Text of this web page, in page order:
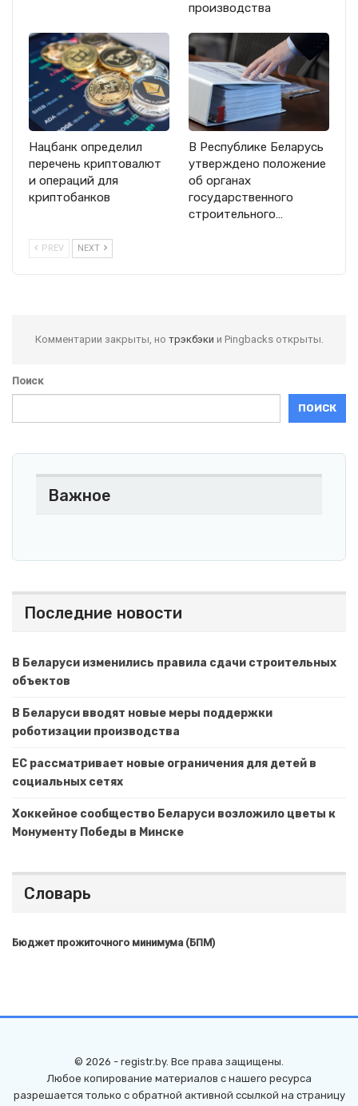
производства
Нацбанк определил
перечень криптовалют
и операций для
криптобанков
В Республике Беларусь
утверждено положение
об органах
государственного
строительного…
PREV NEXT
Комментарии закрыты, но трэкбэки и Pingbacks открыты.
Поиск
ПОИСК
Важное
Последние новости
В Беларуси изменились правила сдачи строительных
объектов
В Беларуси вводят новые меры поддержки
роботизации производства
ЕС рассматривает новые ограничения для детей в
социальных сетях
Хоккейное сообщество Беларуси возложило цветы к
Монументу Победы в Минске
Словарь
Бюджет прожиточного минимума (БПМ)
© 2026 - registr.by. Все права защищены.
Любое копирование материалов с нашего ресурса
разрешается только с обратной активной ссылкой на страницу